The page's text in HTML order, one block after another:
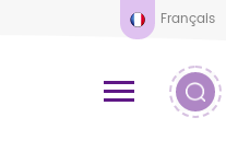
Français